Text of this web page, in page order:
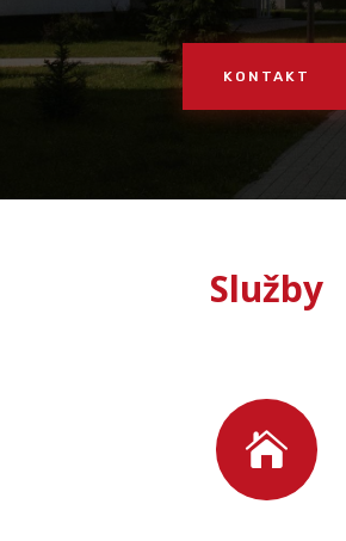
KONTAKT
Služby
